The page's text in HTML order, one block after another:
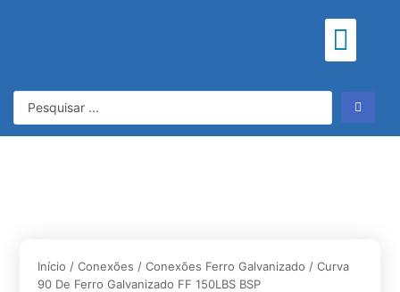
Início / Conexões / Conexões Ferro Galvanizado / Curva
90 De Ferro Galvanizado FF 150LBS BSP